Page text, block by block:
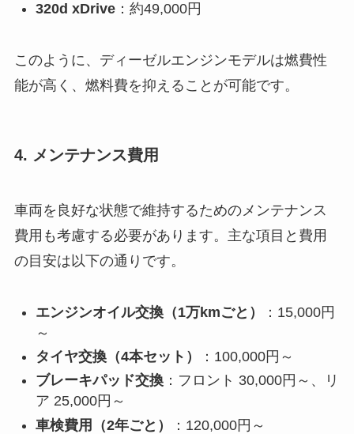
320d xDrive：約49,000円
このように、ディーゼルエンジンモデルは燃費性
能が高く、燃料費を抑えることが可能です。
4. メンテナンス費用
車両を良好な状態で維持するためのメンテナンス
費用も考慮する必要があります。主な項目と費用
の目安は以下の通りです。
エンジンオイル交換（1万kmごと）
：15,000円
～
タイヤ交換（4本セット）
：100,000円～
ブレーキパッド交換：フロント 30,000円～、リ
ア 25,000円～
車検費用（2年ごと）
：120,000円～